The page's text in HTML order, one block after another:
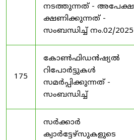
നടത്തുന്നത് - അപേക്ഷ
ക്ഷണിക്കുന്നത് -
സംബന്ധിച്ച് നം.02/2025
175
കോൺഫിഡൻഷ്യൽ
റിപോർട്ടുകൾ
സമർപ്പിക്കുന്നത് -
സംബന്ധിച്ച്
സർക്കാർ
ക്വാർട്ടേഴ്സുകളുടെ